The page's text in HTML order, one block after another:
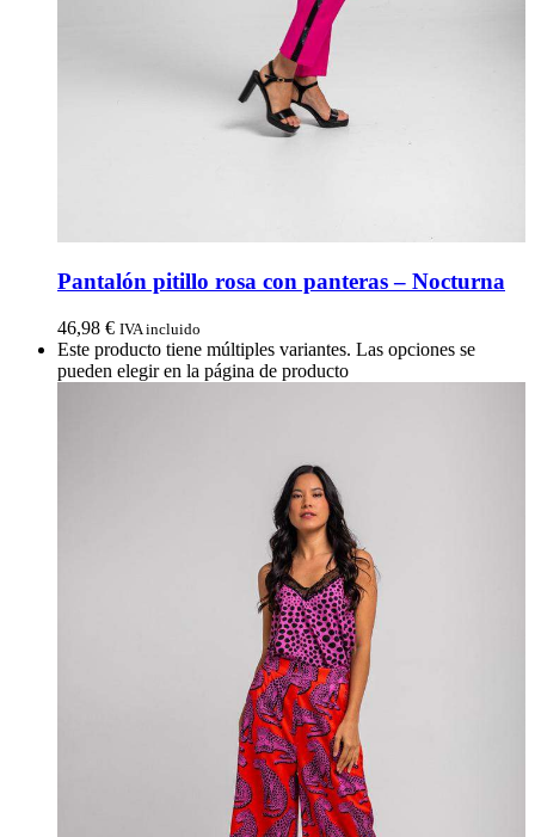
Pantalón pitillo rosa con panteras – Nocturna
46,98 € IVA incluido
Este producto tiene múltiples variantes. Las opciones se
pueden elegir en la página de producto